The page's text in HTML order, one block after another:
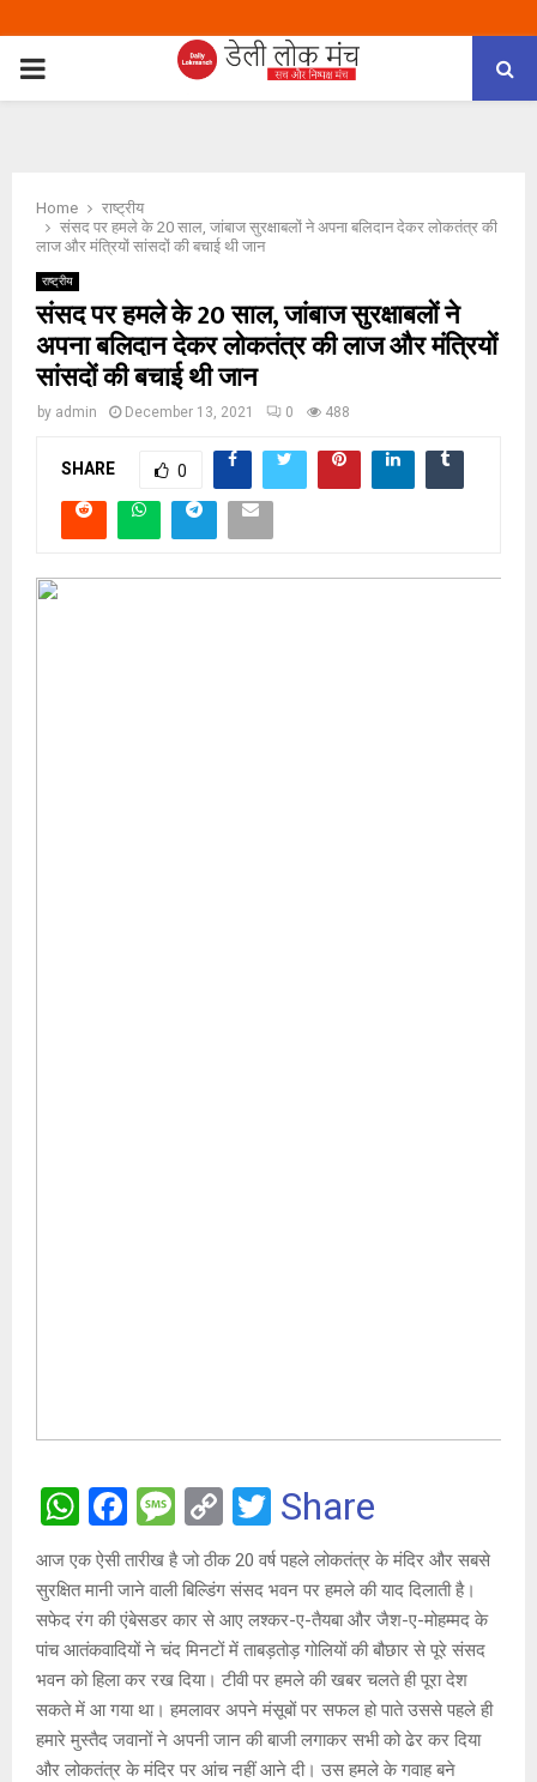
PRIMARY
Home
राष्ट्रीय
संसद पर हमले के 20 साल, जांबाज सुरक्षाबलों ने अपना बलिदान देकर लोकतंत्र की
लाज और मंत्रियों सांसदों की बचाई थी जान
राष्ट्रीय
संसद पर हमले के 20 साल, जांबाज सुरक्षाबलों ने
अपना बलिदान देकर लोकतंत्र की लाज और मंत्रियों
सांसदों की बचाई थी जान
by admin December 13, 2021 0 488
SHARE 0
W
h
at
s
A
p
p
F
a
ce
b
o
o
k
M
es
s
a
g
e
C
o
py
Li
n
k
T
wi
tt
er
Share
आज एक ऐसी तारीख है जो ठीक 20 वर्ष पहले लोकतंत्र के मंदिर और सबसे
सुरक्षित मानी जाने वाली बिल्डिंग संसद भवन पर हमले की याद दिलाती है।
सफेद रंग की एंबेसडर कार से आए लश्कर-ए-तैयबा और जैश-ए-मोहम्मद के
पांच आतंकवादियों ने चंद मिनटों में ताबड़तोड़ गोलियों की बौछार से पूरे संसद
भवन को हिला कर रख दिया। टीवी पर हमले की खबर चलते ही पूरा देश
सकते में आ गया था। हमलावर अपने मंसूबों पर सफल हो पाते उससे पहले ही
हमारे मुस्तैद जवानों ने अपनी जान की बाजी लगाकर सभी को ढेर कर दिया
और लोकतंत्र के मंदिर पर आंच नहीं आने दी। उस हमले के गवाह बने